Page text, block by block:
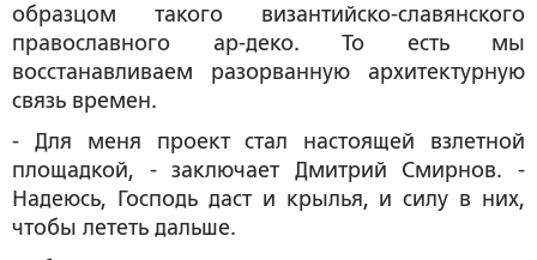
образцом такого византийско-славянского
православного ар-деко. То есть мы
восстанавливаем разорванную архитектурную
связь времен.
- Для меня проект стал настоящей взлетной
площадкой, - заключает Дмитрий Смирнов. -
Надеюсь, Господь даст и крылья, и силу в них,
чтобы лететь дальше.